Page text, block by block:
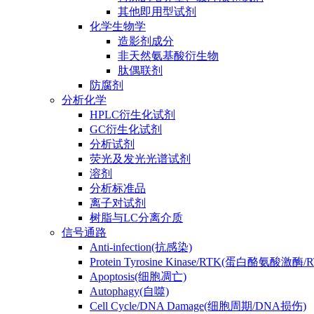
其他即用型试剂
化学生物学
造影剂成分
非天然氨基酸衍生物
肽偶联剂
防腐剂
分析化学
HPLC衍生化试剂
GC衍生化试剂
分析试剂
荧光及发光光谱试剂
溶剂
分析标准品
离子对试剂
树脂与LC分离介质
信号通路
Anti-infection(抗感染)
Protein Tyrosine Kinase/RTK(蛋白酪氨酸激酶/
Apoptosis(细胞凋亡)
Autophagy(自噬)
Cell Cycle/DNA Damage(细胞周期/DNA损伤)